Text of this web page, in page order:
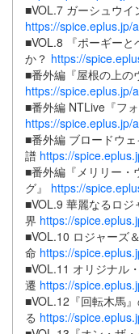
■VOL.7 ガーシュウ
https://spice.eplus.jp/
■VOL.8 『ポーギーと
か？ https://
■番外編『屋根の上
https://spice.eplus.jp/
■番外編 NTLive『フ
https://spice.eplus.jp/
■番外編 ブロードウ
譜 https://
■番外編『メリリー・
グ』 https://
■VOL.9 華麗なるロ
界 https://
■VOL.10 ロジャーズ
命 https://
■VOL.11 オリジナル
遷 https://
■VOL.12『回転木馬
る https://